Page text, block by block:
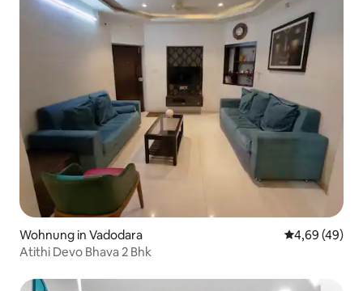
Wohnung in Vadodara
4,69 (49)
Atithi Devo Bhava 2 Bhk